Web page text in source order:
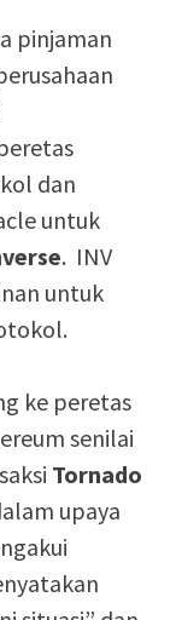
pinjaman
dan
untuk
. INV
untuk
ke peretas
senilai
Tornado
upaya